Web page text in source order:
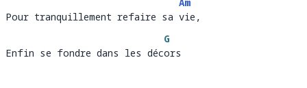
Pour tranquillement refaire sa vie
Pour tranquillement refaire sa vie,
Enfin se fondre dans les déc
G
ors
Enfin se fondre dans les décors